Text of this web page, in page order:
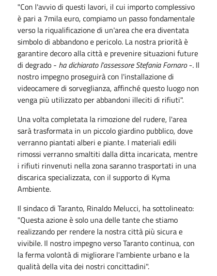
"Con l'avvio di questi lavori, il cui importo complessivo
è pari a 7mila euro, compiamo un passo fondamentale
verso la riqualificazione di un'area che era diventata
simbolo di abbandono e pericolo. La nostra priorità è
garantire decoro alla città e prevenire situazioni future
di degrado - ha dichiarato l’assessore Stefania Fornaro-. Il
nostro impegno proseguirà con l'installazione di
videocamere di sorveglianza, affinché questo luogo non
venga più utilizzato per abbandoni illeciti di rifiuti".
Una volta completata la rimozione del rudere, l'area
sarà trasformata in un piccolo giardino pubblico, dove
verranno piantati alberi e piante. I materiali edili
rimossi verranno smaltiti dalla ditta incaricata, mentre
i rifiuti rinvenuti nella zona saranno trasportati in una
discarica specializzata, con il supporto di Kyma
Ambiente.
Il sindaco di Taranto, Rinaldo Melucci, ha sottolineato:
"Questa azione è solo una delle tante che stiamo
realizzando per rendere la nostra città più sicura e
vivibile. Il nostro impegno verso Taranto continua, con
la ferma volontà di migliorare l'ambiente urbano e la
qualità della vita dei nostri concittadini".